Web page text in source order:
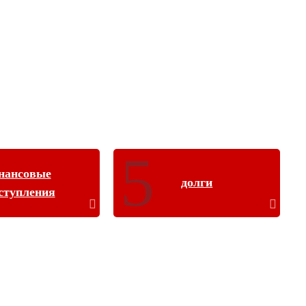
долги